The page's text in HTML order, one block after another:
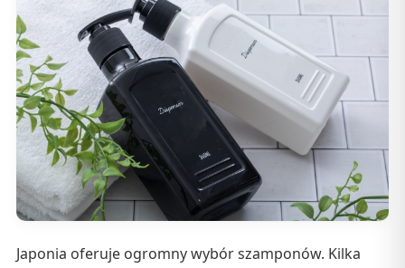
Japonia oferuje ogromny wybór szamponów. Kilka